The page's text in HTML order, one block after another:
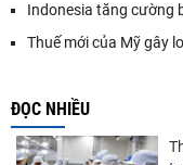
Indonesia tăng cường
Thuế mới của Mỹ gây
ĐỌC NHIỀU